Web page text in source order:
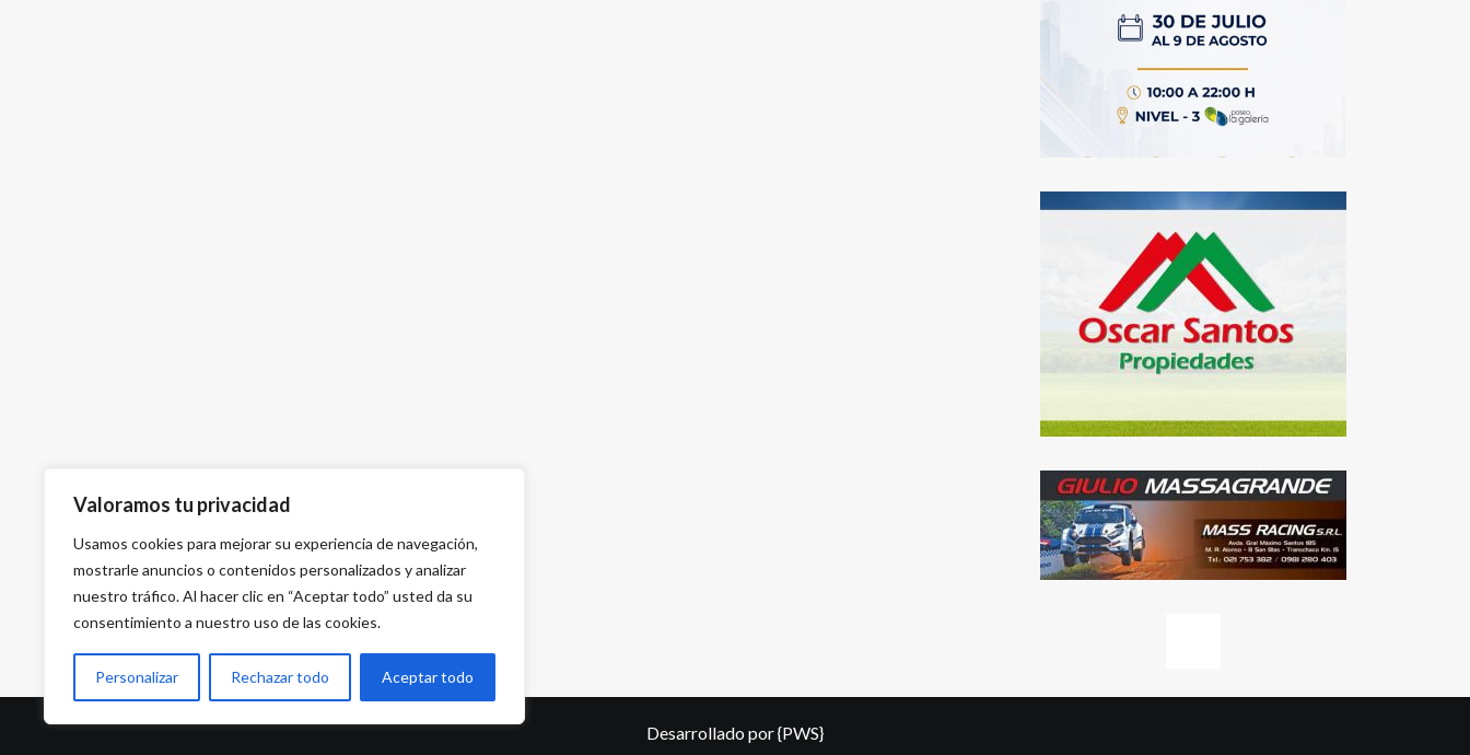
Valoramos tu privacidad
Usamos cookies para mejorar su experiencia de navegación,
mostrarle anuncios o contenidos personalizados y analizar
nuestro tráfico. Al hacer clic en “Aceptar todo” usted da su
consentimiento a nuestro uso de las cookies.
Personalizar Rechazar todo Aceptar todo
Desarrollado por{PWS}